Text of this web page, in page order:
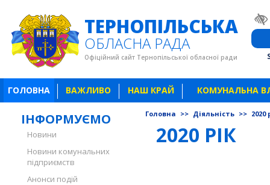
ТЕРНОПІЛЬСЬКА
ОБЛАСНА РАДА
Офіційний сайт Тернопільської обласної ради
ГОЛОВНА ВАЖЛИВО НАШ КРАЙ КОМУНАЛЬНА
ІНФОРМУЄМО
Новини
Новини комунальних
підприємств
Анонси подій
Головна >> Діяльність >> 2020
2020 РІК